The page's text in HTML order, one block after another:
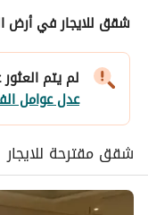
شقق للايجار في أرض
لم يتم
عدل عوامل
شقق مقترحة للايجار